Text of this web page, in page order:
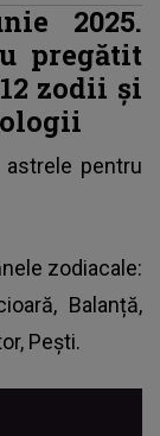
2025.
pregătit
zodii și
pentru
zodiacale:
Balanță,
Pești.